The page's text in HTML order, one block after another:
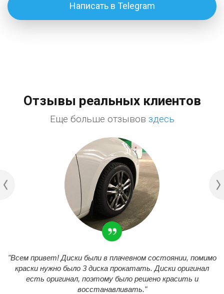
Написать в Telegram
Отзывы реальных клиентов
Еще больше отзывов здесь
"Всем привет! Диски были в плачевном состоянии, помимо
краски нужно было 3 диска прокатать. Диски оригинал
есть оригинал, поэтому было решено красить и
восстанавливать."